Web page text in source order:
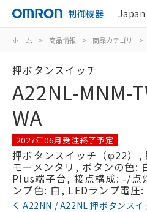
制御機器 Japan
ホーム > 商品情報 > 商品カテゴリ >
押ボタンスイッチ
A22NL-MNM-
WA
2027年06月受注終了予定
押ボタンスイッチ（φ22）
モーメンタリ, ボタンの色:
Plus端子台, 接点構成: -/点
ンプ色: 白, LEDランプ電圧:
A22NN / A22NL 押ボタンスイ